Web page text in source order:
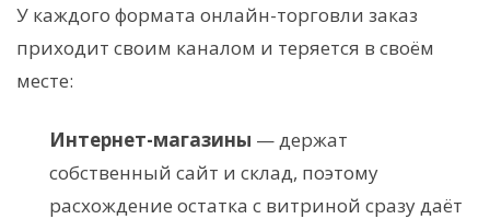
У каждого формата онлайн-торговли заказ
приходит своим каналом и теряется в своём
месте:
Интернет-магазины — держат
собственный сайт и склад, поэтому
расхождение остатка с витриной сразу даёт